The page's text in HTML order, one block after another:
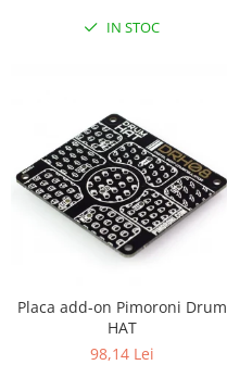
Microcontrollere AVR
PCB - Placute Circuit
Rezistoare
Creion 3D 3Doodler
Imprimante 3D
3Doodler
Componente
IN STOC
Placa add-on Pimoroni Drum
HAT
98,14 Lei